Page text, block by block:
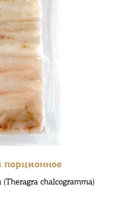
chalcogramma)